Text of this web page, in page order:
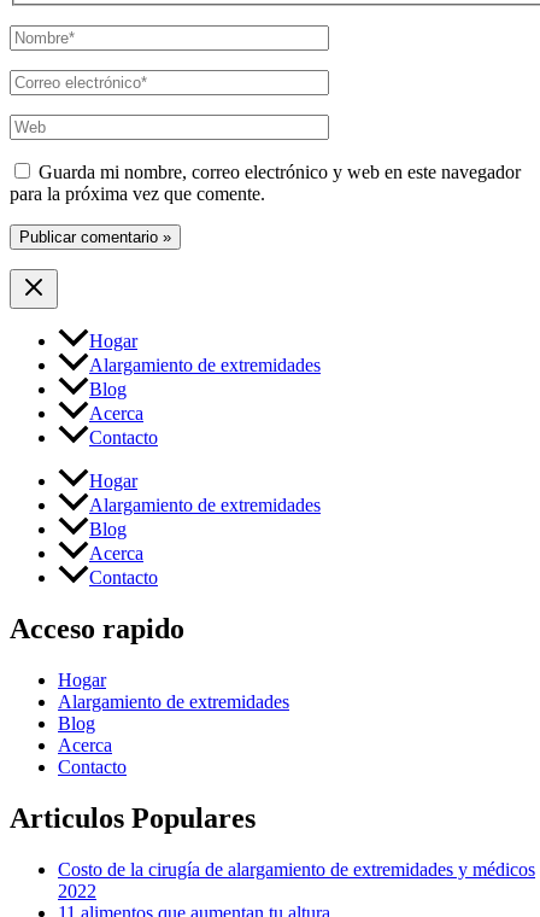
Nombre*
Correo
electrónico*
Web
Guarda mi nombre, correo electrónico y web en este navegador
para la próxima vez que comente.
Hogar
Alargamiento de extremidades
Blog
Acerca
Contacto
Hogar
Alargamiento de extremidades
Blog
Acerca
Contacto
Acceso rapido
Hogar
Alargamiento de extremidades
Blog
Acerca
Contacto
Articulos Populares
Costo de la cirugía de alargamiento de extremidades y médicos
2022
11 alimentos que aumentan tu altura